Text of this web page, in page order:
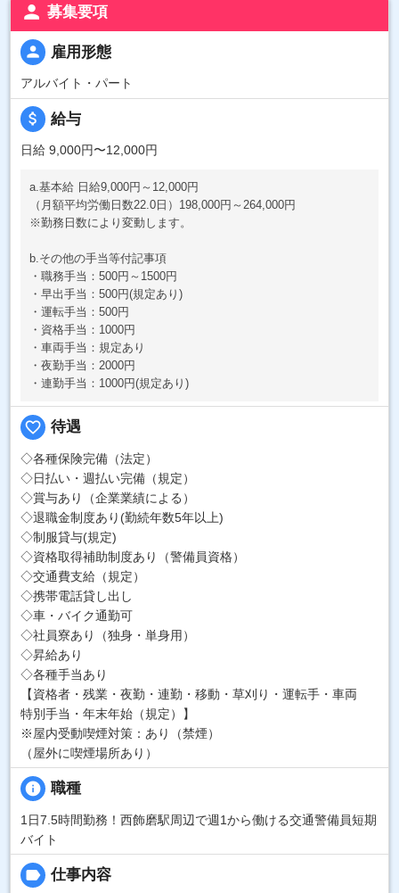
person 募集要項
person 雇用形態
アルバイト・パート
attach_money 給与
日給 9,000円〜12,000円
a.基本給 日給9,000円～12,000円
（月額平均労働日数22.0日）198,000円～264,000円
※勤務日数により変動します。
b.その他の手当等付記事項
・職務手当：500円～1500円
・早出手当：500円(規定あり)
・運転手当：500円
・資格手当：1000円
・車両手当：規定あり
・夜勤手当：2000円
・連勤手当：1000円(規定あり)
favorite_border 待遇
◇各種保険完備（法定）
◇日払い・週払い完備（規定）
◇賞与あり（企業業績による）
◇退職金制度あり(勤続年数5年以上)
◇制服貸与(規定)
◇資格取得補助制度あり（警備員資格）
◇交通費支給（規定）
◇携帯電話貸し出し
◇車・バイク通勤可
◇社員寮あり（独身・単身用）
◇昇給あり
◇各種手当あり
【資格者・残業・夜勤・連勤・移動・草刈り・運転手・車両
特別手当・年末年始（規定）】
※屋内受動喫煙対策：あり（禁煙）
（屋外に喫煙場所あり）
info 職種
1日7.5時間勤務！西飾磨駅周辺で週1から働ける交通警備員短期
バイト
label 仕事内容